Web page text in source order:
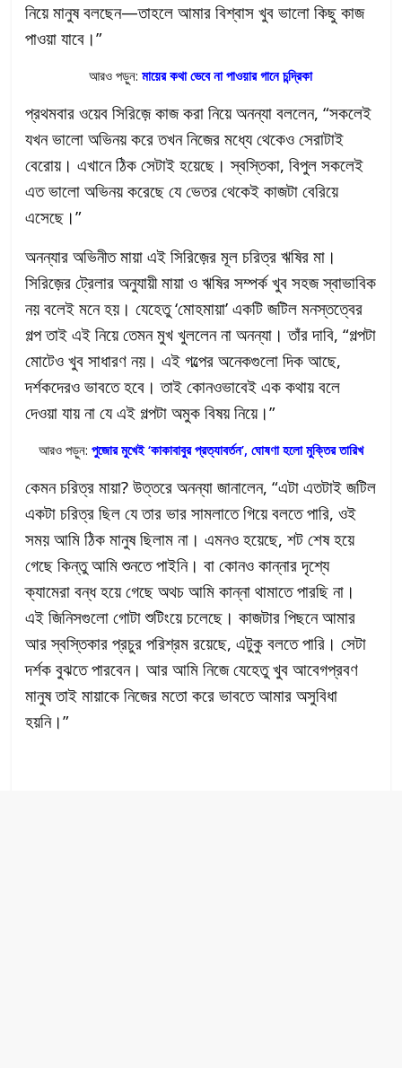
নিয়ে মানুষ বলছেন—তাহলে আমার বিশ্বাস খুব ভালো কিছু কাজ
পাওয়া যাবে।”
আরও পড়ুন:মায়ের কথা ভেবে না পাওয়ার গানে চন্দ্রিকা
প্রথমবার ওয়েব সিরিজ়ে কাজ করা নিয়ে অনন্যা বললেন, “সকলেই
যখন ভালো অভিনয় করে তখন নিজের মধ্যে থেকেও সেরাটাই
বেরোয়। এখানে ঠিক সেটাই হয়েছে। স্বস্তিকা, বিপুল সকলেই
এত ভালো অভিনয় করেছে যে ভেতর থেকেই কাজটা বেরিয়ে
এসেছে।”
অনন্যার অভিনীত মায়া এই সিরিজ়ের মূল চরিত্র ঋষির মা।
সিরিজ়ের ট্রেলার অনুযায়ী মায়া ও ঋষির সম্পর্ক খুব সহজ স্বাভাবিক
নয় বলেই মনে হয়। যেহেতু ‘মোহমায়া’ একটি জটিল মনস্তত্বের
গল্প তাই এই নিয়ে তেমন মুখ খুললেন না অনন্যা। তাঁর দাবি, “গল্পটা
মোটেও খুব সাধারণ নয়। এই গল্পের অনেকগুলো দিক আছে,
দর্শকদেরও ভাবতে হবে। তাই কোনওভাবেই এক কথায় বলে
দেওয়া যায় না যে এই গল্পটা অমুক বিষয় নিয়ে।”
আরও পড়ুন: পুজোর মুখেই ‘কাকাবাবুর প্রত্যাবর্তন’, ঘোষণা হলো মুক্তির তারিখ
কেমন চরিত্র মায়া? উত্তরে অনন্যা জানালেন, “এটা এতটাই জটিল
একটা চরিত্র ছিল যে তার ভার সামলাতে গিয়ে বলতে পারি, ওই
সময় আমি ঠিক মানুষ ছিলাম না। এমনও হয়েছে, শট শেষ হয়ে
গেছে কিন্তু আমি শুনতে পাইনি। বা কোনও কান্নার দৃশ্যে
ক্যামেরা বন্ধ হয়ে গেছে অথচ আমি কান্না থামাতে পারছি না।
এই জিনিসগুলো গোটা শুটিংয়ে চলেছে। কাজটার পিছনে আমার
আর স্বস্তিকার প্রচুর পরিশ্রম রয়েছে, এটুকু বলতে পারি। সেটা
দর্শক বুঝতে পারবেন। আর আমি নিজে যেহেতু খুব আবেগপ্রবণ
মানুষ তাই মায়াকে নিজের মতো করে ভাবতে আমার অসুবিধা
হয়নি।”